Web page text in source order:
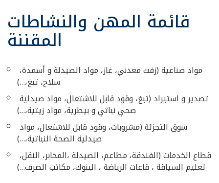
قائمة المهن والنشاطات
المقننة
سلاح، تبغ،…)
صحي نباتي و بيطرية، مواد زيتية،…)
صيدلية الصحة النباتية،…)
تعليم السياقة ، قاعات الرياضة ، البنوك، مكاتب الصرف…)